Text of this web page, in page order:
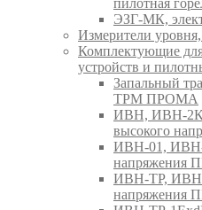
пилотная
ЭЗГ-МК,
Измерители
Комплектующие
устройств и
Запальный
ТРМ ПРОМА
ИВН, ИВН-2К,
высокого
ИВН-01, ИВН-
напряжения
ИВН-ТР, ИВН-
напряжения